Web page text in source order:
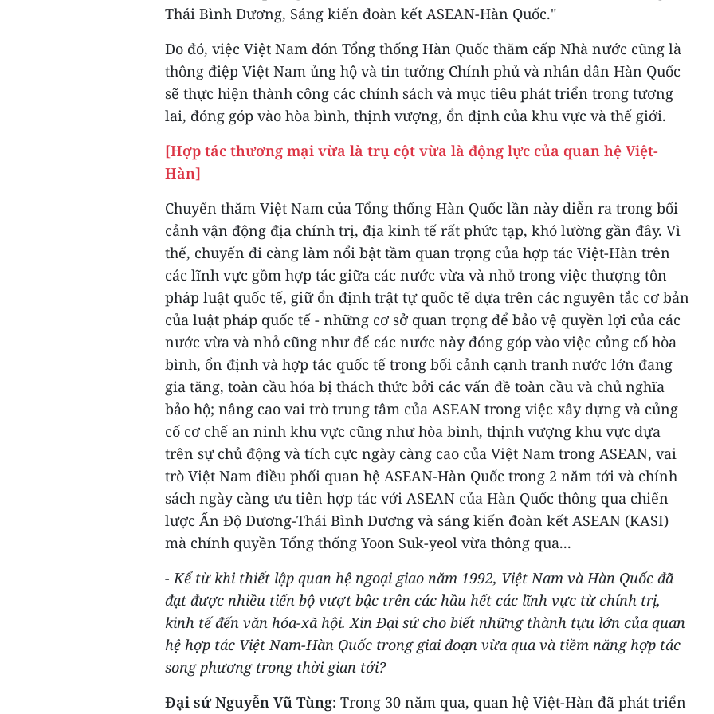
Thái Bình Dương, Sáng kiến đoàn kết ASEAN-Hàn Quốc."
Do đó, việc Việt Nam đón Tổng thống Hàn Quốc thăm cấp Nhà nước cũng là
thông điệp Việt Nam ủng hộ và tin tưởng Chính phủ và nhân dân Hàn Quốc
sẽ thực hiện thành công các chính sách và mục tiêu phát triển trong tương
lai, đóng góp vào hòa bình, thịnh vượng, ổn định của khu vực và thế giới.
[Hợp tác thương mại vừa là trụ cột vừa là động lực của quan hệ Việt-
Hàn]
Chuyến thăm Việt Nam của Tổng thống Hàn Quốc lần này diễn ra trong bối
cảnh vận động địa chính trị, địa kinh tế rất phức tạp, khó lường gần đây. Vì
thế, chuyến đi càng làm nổi bật tầm quan trọng của hợp tác Việt-Hàn trên
các lĩnh vực gồm hợp tác giữa các nước vừa và nhỏ trong việc thượng tôn
pháp luật quốc tế, giữ ổn định trật tự quốc tế dựa trên các nguyên tắc cơ bản
của luật pháp quốc tế - những cơ sở quan trọng để bảo vệ quyền lợi của các
nước vừa và nhỏ cũng như để các nước này đóng góp vào việc củng cố hòa
bình, ổn định và hợp tác quốc tế trong bối cảnh cạnh tranh nước lớn đang
gia tăng, toàn cầu hóa bị thách thức bởi các vấn đề toàn cầu và chủ nghĩa
bảo hộ; nâng cao vai trò trung tâm của ASEAN trong việc xây dựng và củng
cố cơ chế an ninh khu vực cũng như hòa bình, thịnh vượng khu vực dựa
trên sự chủ động và tích cực ngày càng cao của Việt Nam trong ASEAN, vai
trò Việt Nam điều phối quan hệ ASEAN-Hàn Quốc trong 2 năm tới và chính
sách ngày càng ưu tiên hợp tác với ASEAN của Hàn Quốc thông qua chiến
lược Ấn Độ Dương-Thái Bình Dương và sáng kiến đoàn kết ASEAN (KASI)
mà chính quyền Tổng thống Yoon Suk-yeol vừa thông qua...
- Kể từ khi thiết lập quan hệ ngoại giao năm 1992, Việt Nam và Hàn Quốc đã
đạt được nhiều tiến bộ vượt bậc trên các hầu hết các lĩnh vực từ chính trị,
kinh tế đến văn hóa-xã hội. Xin Đại sứ cho biết những thành tựu lớn của quan
hệ hợp tác Việt Nam-Hàn Quốc trong giai đoạn vừa qua và tiềm năng hợp tác
song phương trong thời gian tới?
Đại sứ Nguyễn Vũ Tùng: Trong 30 năm qua, quan hệ Việt-Hàn đã phát triển